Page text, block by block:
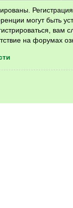
могут быть
вам
на форумах